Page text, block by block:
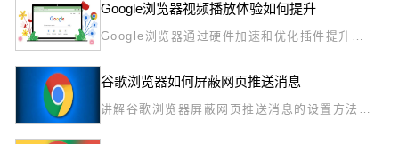
Google浏览器视频播放体验如何提升
Google浏览器通过硬件加速和优化插件提升视
频播放体验，减少卡顿，支持多格式视频流畅播
放。
谷歌浏览器如何屏蔽网页推送消息
讲解谷歌浏览器屏蔽网页推送消息的设置方法，
帮助用户减少骚扰，提升浏览舒适度。